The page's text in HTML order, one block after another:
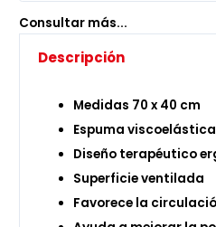
Consultar más...
Descripción
Medidas 70 x 40 cm
Espuma
Diseño terapéutico
Superficie ventilada
Favorece la